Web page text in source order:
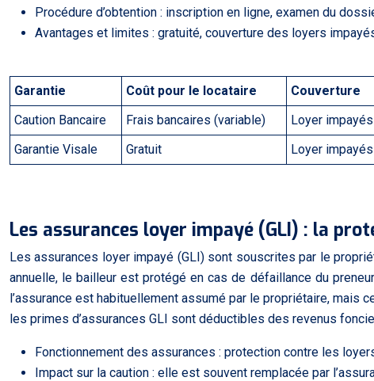
Procédure d’obtention : inscription en ligne, examen du
Avantages et limites : gratuité, couverture des loyers
Garantie Coût pour le locataire Couverture
Caution Bancaire
Frais bancaires (variable) Loyer
Garantie Visale
Gratuit Loyer
Les assurances loyer impayé (GLI) : la
Les assurances loyer impayé (GLI) sont souscrites par le
annuelle, le bailleur est protégé en cas de défaillance du
l’assurance est habituellement assumé par le propriétaire,
les primes d’assurances GLI sont déductibles des revenus
Fonctionnement des assurances : protection contre les
Impact sur la caution : elle est souvent remplacée par